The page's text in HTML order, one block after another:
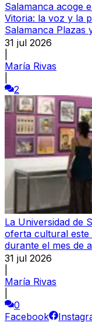
Salamanca acoge
Vitoria: la voz y la
Salamanca Plazas
31 jul 2026
María Rivas
2
La Universidad de
oferta cultural
durante el mes de
31 jul 2026
María Rivas
0
Facebook